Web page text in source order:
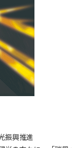
振興推進